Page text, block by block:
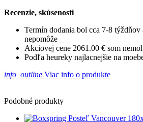
Recenzie, skúsenosti
Termín dodania bol cca 7-8 týždňov
nepomôže
Akciovej cene 2061.00 € som
Podľa heureky najlacnejšie na
info_outline Viac info o produkte
Podobné produkty